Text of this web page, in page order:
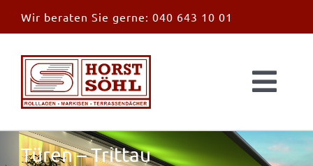
Inhalt
Wir beraten Sie gerne: 040 643 10 01
Türen – Trittau